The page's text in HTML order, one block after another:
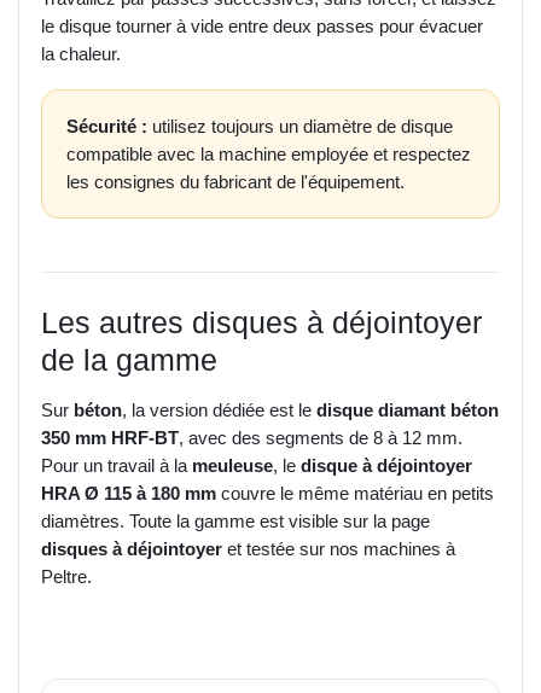
le disque tourner à vide entre deux passes pour évacuer
la chaleur.
Sécurité : utilisez toujours un diamètre de disque
compatible avec la machine employée et respectez
les consignes du fabricant de l'équipement.
Les autres disques à déjointoyer
de la gamme
Sur béton, la version dédiée est le disque diamant béton
350 mm HRF-BT, avec des segments de 8 à 12 mm.
Pour un travail à la meuleuse, le disque à déjointoyer
HRA Ø 115 à 180 mm couvre le même matériau en petits
diamètres. Toute la gamme est visible sur la page
disques à déjointoyer et testée sur nos machines à
Peltre.